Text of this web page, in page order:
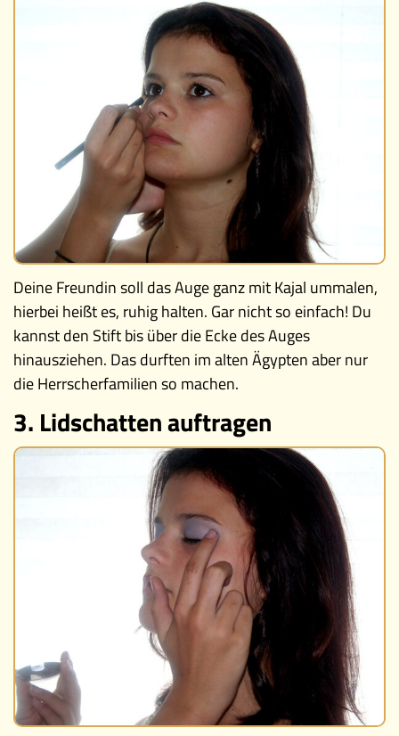
Deine Freundin soll das Auge ganz mit Kajal ummalen,
hierbei heißt es, ruhig halten. Gar nicht so einfach! Du
kannst den Stift bis über die Ecke des Auges
hinausziehen. Das durften im alten Ägypten aber nur
die Herrscherfamilien so machen.
3. Lidschatten auftragen